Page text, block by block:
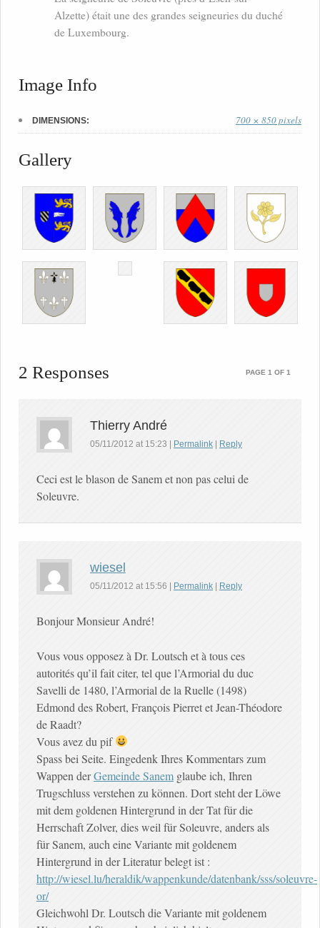
Alzette) était une des grandes seigneuries du duché
de Luxembourg.
Image Info
DIMENSIONS: 700 × 850 pixels
Gallery
2 Responses PAGE 1 OF 1
Thierry André
05/11/2012 at 15:23 | Permalink | Reply
Ceci est le blason de Sanem et non pas celui de
Soleuvre.
wiesel
05/11/2012 at 15:56 | Permalink | Reply
Bonjour Monsieur André!
Vous vous opposez à Dr. Loutsch et à tous ces
autorités qu’il fait citer, tel que l’Armorial du duc
Savelli de 1480, l’Armorial de la Ruelle (1498)
Edmond des Robert, François Pierret et Jean-Théodore
de Raadt?
Vous avez du pif
Spass bei Seite. Eingedenk Ihres Kommentars zum
Wappen derGemeinde Sanem glaube ich, Ihren
Trugschluss verstehen zu können. Dort steht der Löwe
mit dem goldenen Hintergrund in der Tat für die
Herrschaft Zolver, dies weil für Soleuvre, anders als
für Sanem, auch eine Variante mit goldenem
Hintergrund in der Literatur belegt ist :
http://wiesel.lu/heraldik/wappenkunde/datenbank/sss/soleuvre-
or/
Gleichwohl Dr. Loutsch die Variante mit goldenem